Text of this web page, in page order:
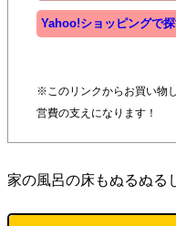
Yahoo!ショッピングで
※このリンクからお買い物
営費の支えになります！
家の風呂の床もぬるぬる